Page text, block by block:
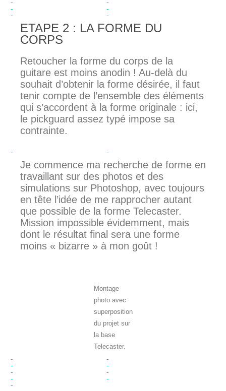
ETAPE 2 : LA FORME DU
CORPS
Retoucher la forme du corps de la
guitare est moins anodin ! Au-delà du
souhait d’obtenir la forme désirée, il faut
tenir compte de l’ensemble des éléments
qui s’accordent à la forme originale : ici,
le pickguard assez typé impose sa
contrainte.
Je commence ma recherche de forme en
travaillant sur des photos et des
simulations sur Photoshop, avec toujours
en tête l’idée de me rapprocher autant
que possible de la forme Telecaster.
Mission impossible évidemment, mais
dont le résultat final sera une forme
moins « bizarre » à mon goût !
Montage
photo avec
superposition
du projet sur
la base
Telecaster.